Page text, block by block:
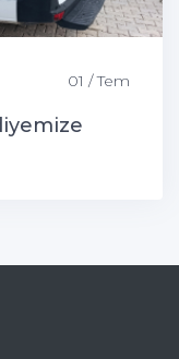
01 / Tem